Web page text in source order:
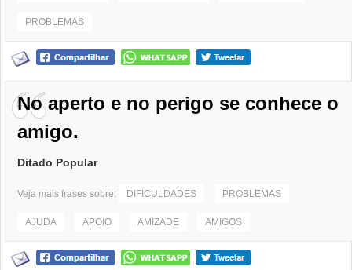
PROBLEMAS
No aperto e no perigo se conhece o
amigo.
Ditado Popular
Veja mais frases sobre: DIFICULDADES PROBLEMAS
AJUDA APOIO AMIZADE AMIGOS